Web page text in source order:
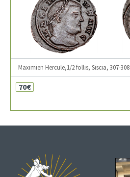
Maximien Hercule,1/2 follis, Siscia, 307-308
70€